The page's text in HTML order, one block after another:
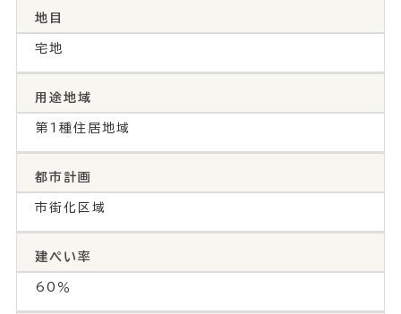
地目
宅地
用途地域
第1種住居地域
都市計画
市街化区域
建ぺい率
60％